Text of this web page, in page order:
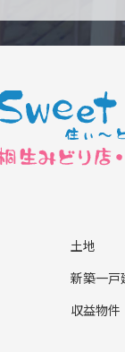
土地
新築一戸
収益物件